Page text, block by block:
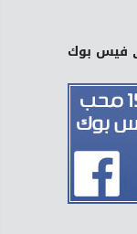
فيس بوك